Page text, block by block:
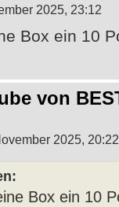
2025, 23:12
Box ein 10
von
2025, 20:22
Box ein 10